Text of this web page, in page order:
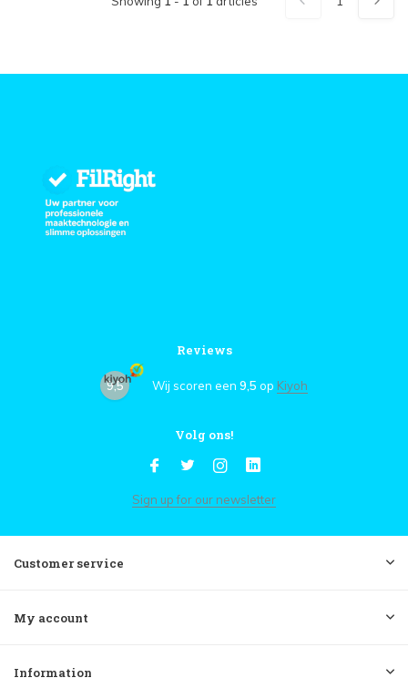
Reviews
9,5 Wij scoren een 9,5 op Kiyoh
Volg ons!
Sign up for our newsletter
Customer service
My account
Information